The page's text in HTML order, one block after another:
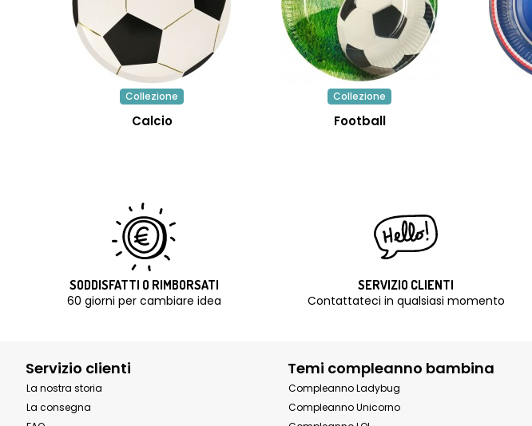
Collezione
Calcio
Collezione
Football
SODDISFATTI O RIMBORSATI
60 giorni per cambiare idea
SERVIZIO CLIENTI
Contattateci in qualsiasi momento
Servizio clienti
La nostra storia
La consegna
Temi compleanno bambina
Compleanno Ladybug
Compleanno Unicorno